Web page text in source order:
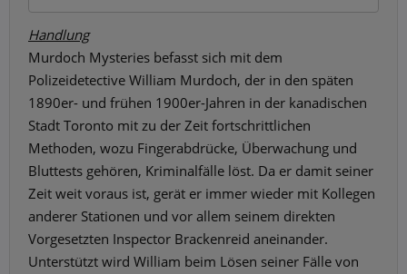
Handlung
Murdoch Mysteries befasst sich mit dem
Polizeidetective William Murdoch, der in den späten
1890er- und frühen 1900er-Jahren in der kanadischen
Stadt Toronto mit zu der Zeit fortschrittlichen
Methoden, wozu Fingerabdrücke, Überwachung und
Bluttests gehören, Kriminalfälle löst. Da er damit seiner
Zeit weit voraus ist, gerät er immer wieder mit Kollegen
anderer Stationen und vor allem seinem direkten
Vorgesetzten Inspector Brackenreid aneinander.
Unterstützt wird William beim Lösen seiner Fälle von